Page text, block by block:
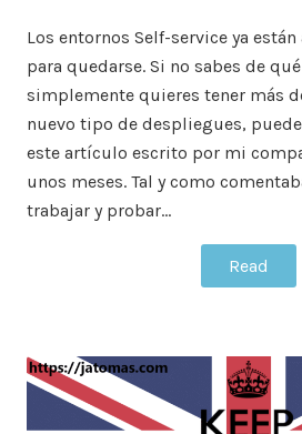
Los entornos Self-service ya
para quedarse. Si no sabes de
simplemente quieres tener más
nuevo tipo de despliegues,
este artículo escrito por mi
unos meses. Tal y como
trabajar y probar…
Read